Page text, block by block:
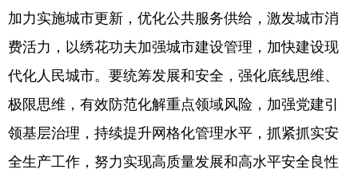
加力实施城市更新，优化公共服务供给，激发城市消
费活力，以绣花功夫加强城市建设管理，加快建设现
代化人民城市。要统筹发展和安全，强化底线思维、
极限思维，有效防范化解重点领域风险，加强党建引
领基层治理，持续提升网格化管理水平，抓紧抓实安
全生产工作，努力实现高质量发展和高水平安全良性